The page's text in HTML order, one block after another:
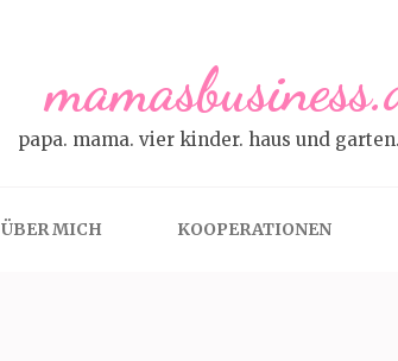
papa. mama. vier kinder. haus und
ÜBER MICH KOOPERATIONEN